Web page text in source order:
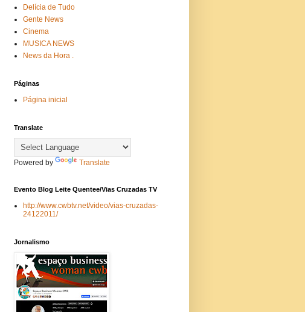
Delícia de Tudo
Gente News
Cinema
MUSICA NEWS
News da Hora .
Páginas
Página inicial
Translate
Powered by Translate
Evento Blog Leite Quentee/Vias Cruzadas TV
http://www.cwbtv.net/video/vias-cruzadas-
24122011/
Jornalismo